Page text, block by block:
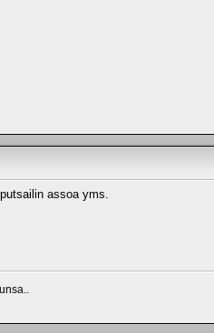
assoa yms.